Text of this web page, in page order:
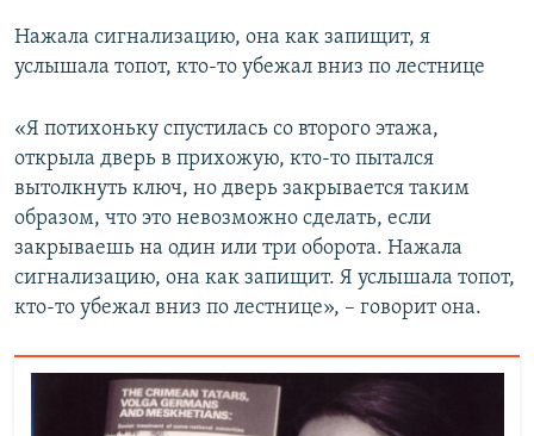
Нажала сигнализацию, она как запищит, я
услышала топот, кто-то убежал вниз по лестнице
«Я потихоньку спустилась со второго этажа,
открыла дверь в прихожую, кто-то пытался
вытолкнуть ключ, но дверь закрывается таким
образом, что это невозможно сделать, если
закрываешь на один или три оборота. Нажала
сигнализацию, она как запищит. Я услышала топот,
кто-то убежал вниз по лестнице», – говорит она.